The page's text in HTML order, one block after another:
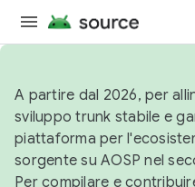
A partire dal 2026, per
sviluppo trunk stabile e
piattaforma per
sorgente su AOSP nel
Per compilare e